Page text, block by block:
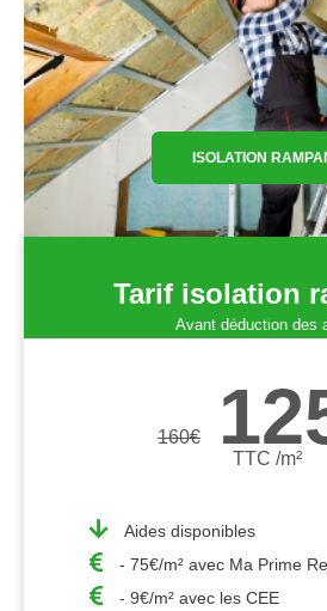
ISOLATION
Tarif isolation
Avant déduction des
160€
TTC /m²
Aides disponibles
- 75€/m² avec Ma Prime
- 9€/m² avec les CEE